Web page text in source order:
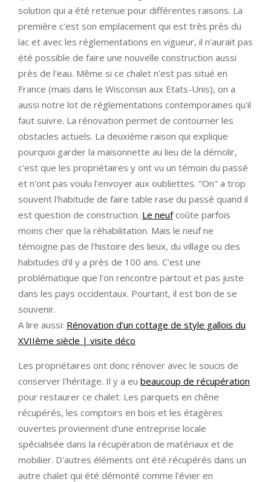
solution qui a été retenue pour différentes raisons. La
première c'est son emplacement qui est très près du
lac et avec les réglementations en vigueur, il n'aurait pas
été possible de faire une nouvelle construction aussi
près de l'eau. Même si ce chalet n'est pas situé en
France (mais dans le Wisconsin aux Etats-Unis), on a
aussi notre lot de réglementations contemporaines qu'il
faut suivre. La rénovation permet de contourner les
obstacles actuels. La deuxième raison qui explique
pourquoi garder la maisonnette au lieu de la démolir,
c'est que les propriétaires y ont vu un témoin du passé
et n'ont pas voulu l'envoyer aux oubliettes. "On" a trop
souvent l'habitude de faire table rase du passé quand il
est question de construction. Le neufcoûte parfois
moins cher que la réhabilitation. Mais le neuf ne
témoigne pas de l'histoire des lieux, du village ou des
habitudes d'il y a près de 100 ans. C'est une
problématique que l'on rencontre partout et pas juste
dans les pays occidentaux. Pourtant, il est bon de se
souvenir.
A lire aussi: Rénovation d’un cottage de style gallois du
XVIIème siècle | visite déco
Les propriétaires ont donc rénover avec le soucis de
conserver l'héritage. Il y a eu beaucoup de récupération
pour restaurer ce chalet: Les parquets en chêne
récupérés, les comptoirs en bois et les étagères
ouvertes proviennent d'une entreprise locale
spécialisée dans la récupération de matériaux et de
mobilier. D'autres éléments ont été récupérés dans un
autre chalet qui été démonté comme l'évier en